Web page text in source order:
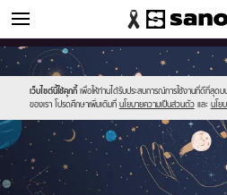
ดูดวง
เว็บไซต์นี้ใช้คุกกี้ เพื่อให้ท่านได้รับประสบการณ์การใช้งานที่ดีที่สุดบ
ของเรา โปรดศึกษาเพิ่มเติมที่ นโยบายความเป็นส่วนตัว และ นโย
Sanook
//s.isanook.com/sr/0/images/logo-
new-
sanook.png
60060
//s.isanook.com/ho/0/ud/46/231541/